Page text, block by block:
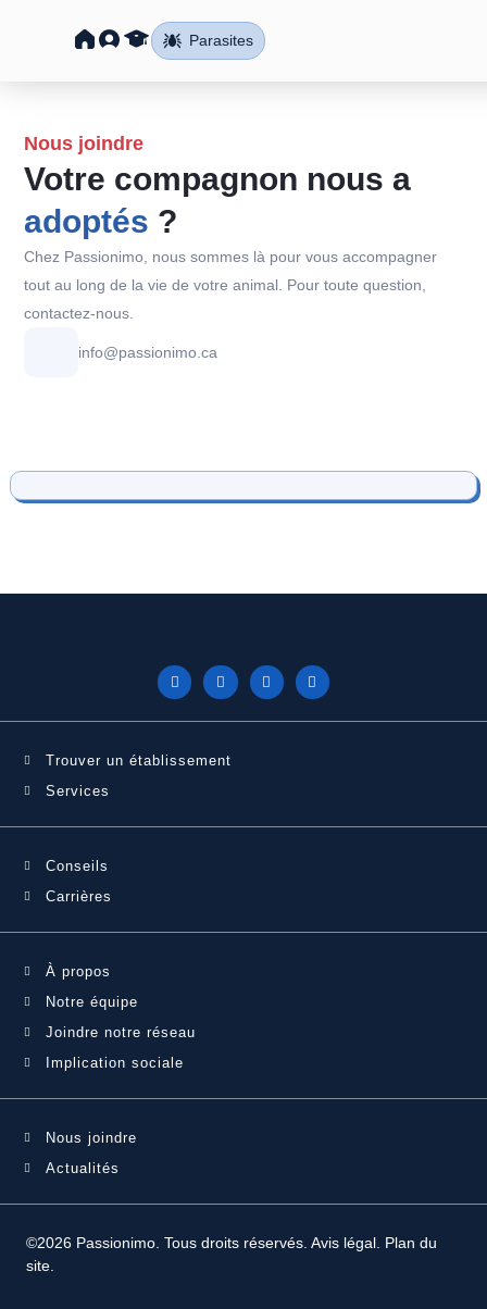
Parasites
Nous joindre
Votre compagnon nous a
adoptés ?
Chez Passionimo, nous sommes là pour vous accompagner
tout au long de la vie de votre animal. Pour toute question,
contactez-nous.
info@passionimo.ca
Trouver un établissement
Services
Conseils
Carrières
À propos
Notre équipe
Joindre notre réseau
Implication sociale
Nous joindre
Actualités
©2026 Passionimo. Tous droits réservés. Avis légal. Plan du
site.